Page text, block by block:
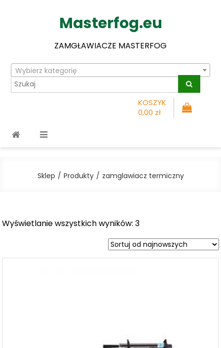
Masterfog.eu
ZAMGŁAWIACZE MASTERFOG
Wybierz kategorię
KOSZYK
0,00 zł
Sklep Produkty zamglawiacz termiczny
Wyświetlanie wszystkich wyników: 3